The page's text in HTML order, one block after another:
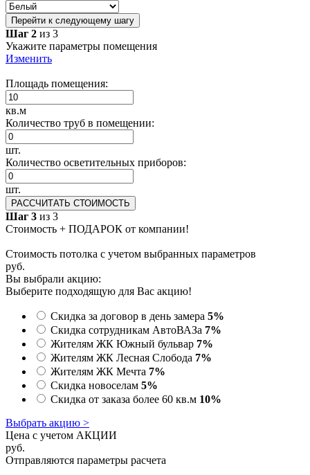
Перейти к следующему шагу
Шаг 2 из 3
Укажите параметры помещения
Изменить
Площадь помещения:
кв.м
Количество труб в помещении:
шт.
Количество осветительных приборов:
шт.
РАССЧИТАТЬ СТОИМОСТЬ
Шаг 3 из 3
Стоимость + ПОДАРОК от компании!
Стоимость потолка с учетом выбранных параметров
руб.
Вы выбрали акцию:
Выберите подходящую для Вас акцию!
Скидка за договор в день замера 5%
Скидка сотрудникам АвтоВАЗа 7%
Жителям ЖК Южный бульвар 7%
Жителям ЖК Лесная Слобода 7%
Жителям ЖК Мечта 7%
Скидка новоселам 5%
Скидка от заказа более 60 кв.м 10%
Выбрать акцию >
Цена с учетом АКЦИИ
руб.
Отправляются параметры расчета